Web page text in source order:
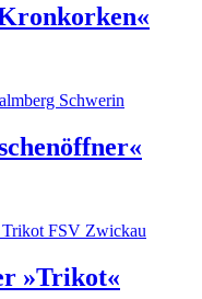
»Trikot«